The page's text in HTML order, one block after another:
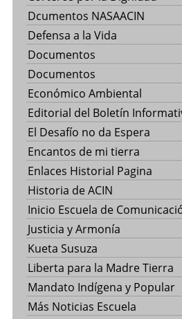
Dcumentos NASAACIN
Defensa a la Vida
Documentos
Documentos
Económico Ambiental
Editorial del Boletín
El Desafío no da Espera
Encantos de mi tierra
Enlaces Historial Pagina
Historia de ACIN
Inicio Escuela de
Justicia y Armonía
Kueta Susuza
Liberta para la Madre Tierra
Mandato Indígena y Popular
Más Noticias Escuela